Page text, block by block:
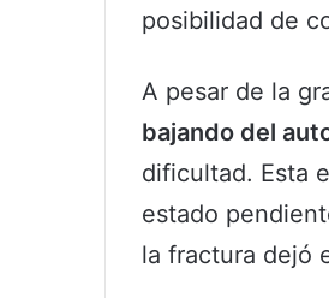
posibilidad de
A pesar de la
bajando del
dificultad. Esta
estado
la fractura dejó